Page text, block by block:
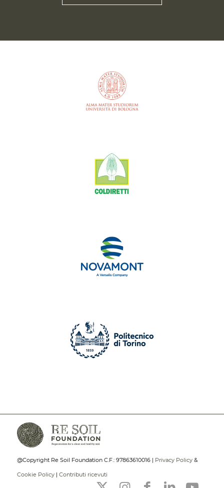
@Copyright Re Soil Foundation C.F.: 97863610016 | Privacy Policy&
Cookie Policy| Contributi ricevuti